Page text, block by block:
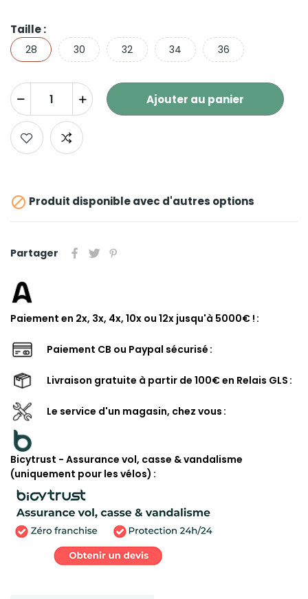
Taille :
28 30 32 34 36
Ajouter au panier
 Produit disponible avec d'autres options
Partager
Paiement en 2x, 3x, 4x, 10x ou 12x jusqu'à 5000€ !
Paiement CB ou Paypal sécurisé
Livraison gratuite à partir de 100€ en Relais GLS
Le service d'un magasin, chez vous
Bicytrust - Assurance vol, casse & vandalisme
(uniquement pour les vélos)